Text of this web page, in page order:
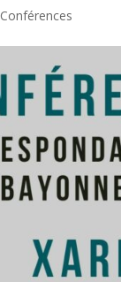
Conférences